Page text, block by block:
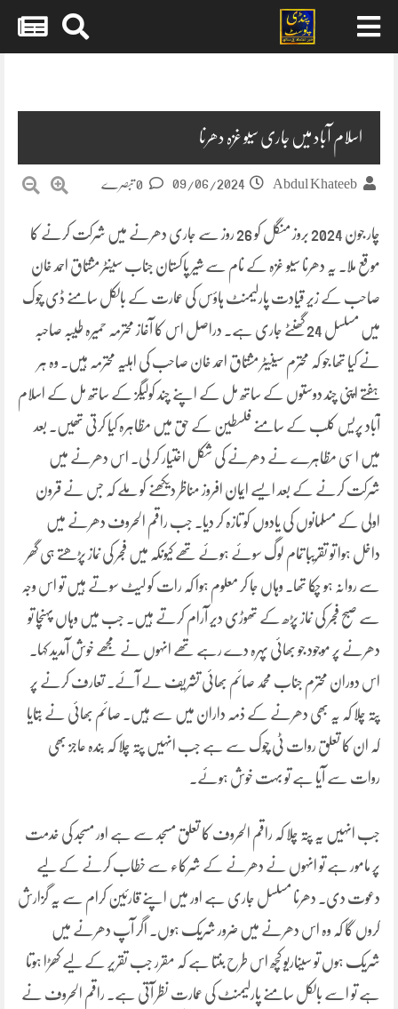
اسلام آباد میں جاری سیو غزہ دھرنا
Abdul Khateeb
09/06/2024
چار جون 2024 بروز منگل کو 26 روز سے جاری دھرنے میں شرکت کرنے کا
موقع ملا۔ یہ دھرنا سیو غزہ کے نام سے شیر پاکستان جناب سینٹر مشتاق احمد خان
صاحب کے زیر قیادت پارلیمنٹ ہاؤس کی عمارت کے بالکل سامنے ڈی چوک
میں مسلسل 24 گھنٹے جاری ہے۔ دراصل اس کا آغاز محترمہ حمیرہ طیبہ صاحبہ
نے کیا تھا جو کہ محترم سینیٹر مشتاق احمد خان صاحب کی اہلیہ محترمہ ہیں۔ وہ ہر
ہفتے اپنی چند دوستوں کے ساتھ مل کے اپنے چند کولیگز کے ساتھ مل کے اسلام
آباد پریس کلب کے سامنے فلسطین کے حق میں مظاہرہ کیا کرتی تھیں۔ بعد
میں اسی مظاہرے نے دھرنے کی شکل اختیار کر لی۔ اس دھرنے میں
شرکت کرنے کے بعد ایسے ایمان افروز مناظر دیکھنے کو ملے کہ جس نے قرون
اولی کے مسلمانوں کی یادوں کو تازہ کر دیا۔ جب راقم الحروف دھرنے میں
داخل ہوا تو تقریبا تمام لوگ سوئے ہوئے تھے کیونکہ میں فجر کی نماز پڑھتے ہی گھر
سے روانہ ہو چکا تھا۔ وہاں جا کر معلوم ہوا کہ رات کو لیٹ سوتے ہیں تو اس وجہ
سے صبح فجر کی نماز پڑھ کے تھوڑی دیر آرام کرتے ہیں۔ جب میں وہاں پہنچا تو
دھرنے پر موجود جو بھائی پہرہ دے رہے تھے انہوں نے مجھے خوش آمدید کہا۔
اس دوران محترم جناب محمد صائم بھائی تشریف لے آئے۔ تعارف کرنے پر
پتہ چلا کہ یہ بھی دھرنے کے ذمہ داران میں سے ہیں۔ صائم بھائی نے بتایا
کہ ان کا تعلق روات ٹی چوک سے ہے جب انہیں پتہ چلا کہ بندہ عاجز بھی
روات سے آیا ہے تو بہت خوش ہوئے۔
جب انہیں یہ پتہ چلا کہ راقم الحروف کا تعلق مسجد سے ہے اور مسجد کی خدمت
پر مامور ہے تو انہوں نے دھرنے کے شرکاء سے خطاب کرنے کے لیے
دعوت دی۔ دھرنا مسلسل جاری ہے اور میں اپنے قارئین کرام سے یہ گزارش
کروں گا کہ وہ اس دھرنے میں ضرور شریک ہوں۔ اگر آپ دھرنے میں
شریک ہوں تو سیناریو کچھ اس طرح بنتا ہے کہ مقرر جب تقریر کے لیے کھڑا ہوتا
ہے تو اسے بالکل سامنے پارلیمنٹ کی عمارت نظر آتی ہے۔ راقم الحروف نے